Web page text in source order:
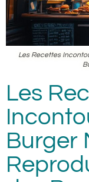
Les Recettes
Les
Burger